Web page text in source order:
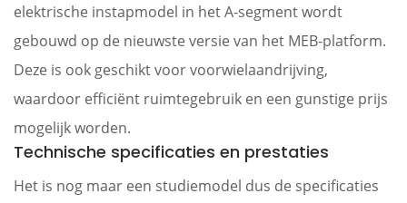
elektrische instapmodel in het A-segment wordt
gebouwd op de nieuwste versie van het MEB-platform.
Deze is ook geschikt voor voorwielaandrijving,
waardoor efficiënt ruimtegebruik en een gunstige prijs
mogelijk worden.
Technische specificaties en prestaties
Het is nog maar een studiemodel dus de specificaties